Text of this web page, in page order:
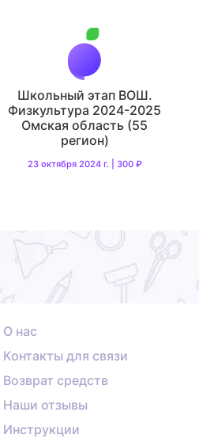
Школьный этап ВОШ.
Физкультура 2024-2025
Омская область (55
регион)
23 октября 2024 г. | 300 ₽
О нас
Контакты для связи
Возврат средств
Наши отзывы
Инструкции